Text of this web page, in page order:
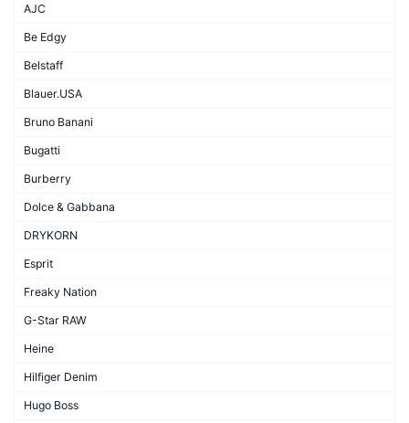
AJC
Be Edgy
Belstaff
Blauer.USA
Bruno Banani
Bugatti
Burberry
Dolce & Gabbana
DRYKORN
Esprit
Freaky Nation
G-Star RAW
Heine
Hilfiger Denim
Hugo Boss